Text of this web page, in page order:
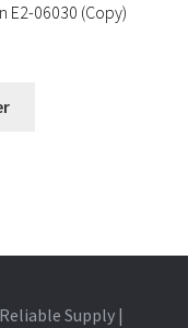
E2-06030 (Copy)
Supply |